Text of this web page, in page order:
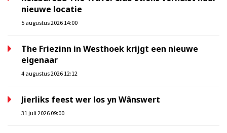
nieuwe locatie
5 augustus 2026 14:00
The Friezinn in Westhoek krijgt een nieuwe
eigenaar
4 augustus 2026 12:12
Jierliks feest wer los yn Wânswert
31 juli 2026 09:00